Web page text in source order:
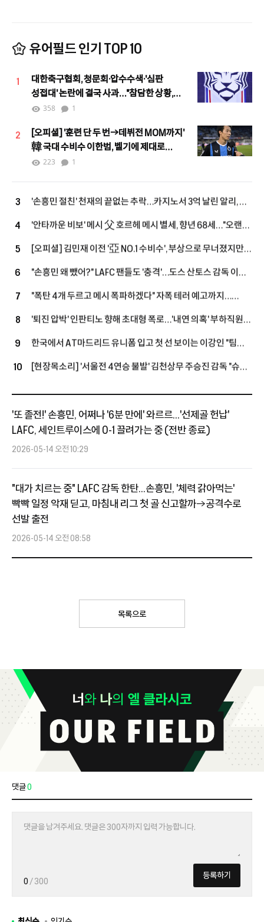
유어필드 인기 TOP 10
1
대한축구협회, 청문회·압수수색·'심판
성접대' 논란에 결국 사과…"참담한 상황,
철저한 쇄신하겠다"
358 1
2
[오피셜] '훈련 단 두 번→데뷔전 MOM까지'
韓 국대 수비수 이한범, 벨기에 제대로
뒤집었다…"처음부터 끝까지 최고, 팬들이
223 1
3
'손흥민 절친' 천재의 끝없는 추락…카지노서 3억 날린 알리, 英
2부에서 '마지막 부활' 노린다
4
'안타까운 비보' 메시 父 호르헤 메시 별세, 향년 68세…"오랜
5
[오피셜] 김민재 이전 '亞 NO.1 수비수', 부상으로 무너졌지만
6
"손흥민 왜 뺐어?" LAFC 팬들도 '충격'…도스 산토스 감독 이해
7
"폭탄 4개 두르고 메시 폭파하겠다" 자폭 테러 예고까지…
6000건'
8
'퇴진 압박' 인판티노 향해 초대형 폭로…'내연 의혹' 부하직원에
9
한국에서 AT마드리드 유니폼 입고 첫 선 보이는 이강인 "팀
10
[현장목소리] '서울전 4연승 불발' 김천상무 주승진 감독 "슈팅
'또 졸전!' 손흥민, 어쩌나 '6분 만에' 와르르...'선제골 헌납'
LAFC, 세인트루이스에 0-1 끌려가는 중 (전반 종료)
2026-05-14 오전 10:29
"대가 치르는 중" LAFC 감독 한탄...손흥민, '체력 갉아먹는'
빡빡 일정 악재 딛고, 마침내 리그 첫 골 신고할까→공격수로
선발 출전
2026-05-14 오전 08:58
목록으로
댓글0
0 / 300
등록하기